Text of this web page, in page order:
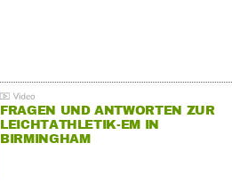
FRAGEN UND ANTWORTEN ZUR
LEICHTATHLETIK-EM IN
BIRMINGHAM